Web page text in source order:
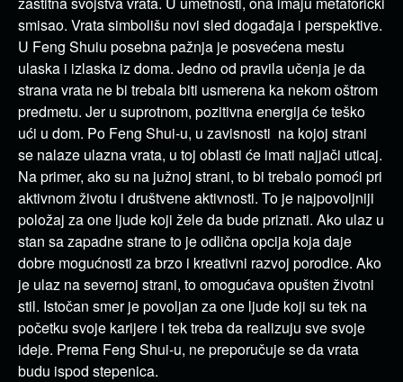
smisao. Vrata simbolišu novi sled događaja i perspektive.
U Feng Shuiu posebna pažnja je posvećena mestu
ulaska i izlaska iz doma. Jedno od pravila učenja je da
strana vrata ne bi trebala biti usmerena ka nekom oštrom
predmetu. Jer u suprotnom, pozitivna energija će teško
ući u dom. Po Feng Shui-u, u zavisnosti na kojoj strani
se nalaze ulazna vrata, u toj oblasti će imati najjači uticaj.
Na primer, ako su na južnoj strani, to bi trebalo pomoći pri
aktivnom životu i društvene aktivnosti. To je najpovoljniji
položaj za one ljude koji žele da bude priznati. Ako ulaz u
stan sa zapadne strane to je odlična opcija koja daje
dobre mogućnosti za brzo i kreativni razvoj porodice. Ako
je ulaz na severnoj strani, to omogućava opušten životni
stil. Istočan smer je povoljan za one ljude koji su tek na
početku svoje karijere i tek treba da realizuju sve svoje
ideje. Prema Feng Shui-u, ne preporučuje se da vrata
budu ispod stepenica.